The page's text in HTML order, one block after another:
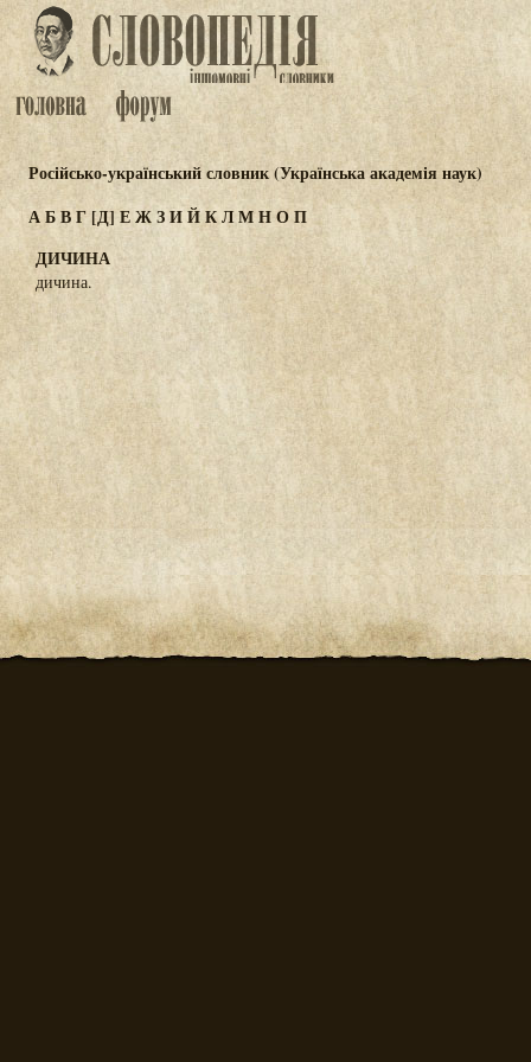
Російсько-український словник (Українська академія наук)
АБВГ [Д] ЕЖЗИЙКЛМНОП
ДИЧИНА
дичина.